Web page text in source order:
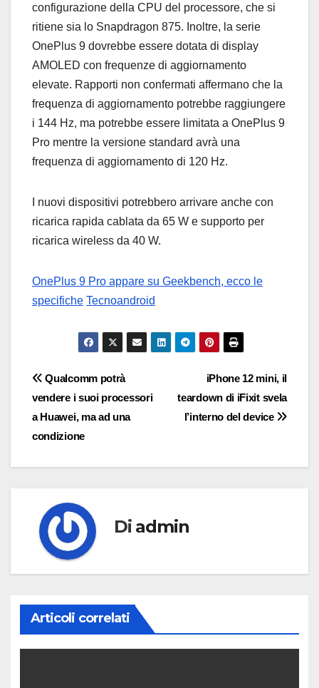
configurazione della CPU del processore, che si
ritiene sia lo Snapdragon 875. Inoltre, la serie
OnePlus 9 dovrebbe essere dotata di display
AMOLED con frequenze di aggiornamento
elevate. Rapporti non confermati affermano che la
frequenza di aggiornamento potrebbe raggiungere
i 144 Hz, ma potrebbe essere limitata a OnePlus 9
Pro mentre la versione standard avrà una
frequenza di aggiornamento di 120 Hz.
I nuovi dispositivi potrebbero arrivare anche con
ricarica rapida cablata da 65 W e supporto per
ricarica wireless da 40 W.
OnePlus 9 Pro appare su Geekbench, ecco le
specifiche Tecnoandroid
Navigazione
articoli
iPhone 12 mini, il
teardown di iFixit svela
l’interno del device
Qualcomm potrà
vendere i suoi processori
a Huawei, ma ad una
condizione
Di admin
Articoli correlati